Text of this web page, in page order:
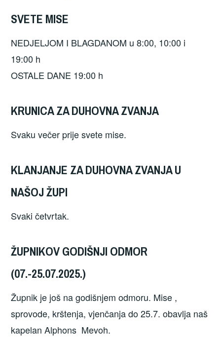
SVETE MISE
NEDJELJOM I BLAGDANOM u 8:00, 10:00 i
19:00 h
OSTALE DANE 19:00 h
KRUNICA ZA DUHOVNA ZVANJA
Svaku večer prije svete mise.
KLANJANJE ZA DUHOVNA ZVANJA U
NAŠOJ ŽUPI
Svaki četvrtak.
ŽUPNIKOV GODIŠNJI ODMOR
(07.-25.07.2025.)
Župnik je još na godišnjem odmoru. Mise ,
sprovode, krštenja, vjenčanja do 25.7. obavlja naš
kapelan Alphons Mevoh.